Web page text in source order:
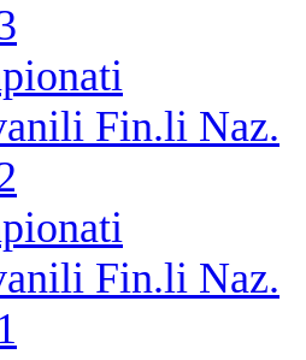
Fin.li Naz.
Fin.li Naz.